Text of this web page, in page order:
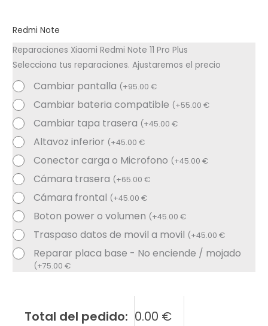
Redmi Note
Reparaciones Xiaomi Redmi Note 11 Pro Plus
Selecciona tus reparaciones. Ajustaremos el precio
Cambiar pantalla (+95.00€
Cambiar bateria compatible (+55.00€
Cambiar tapa trasera (+45.00€
Altavoz inferior (+45.00€
Conector carga o Microfono (+45.00€
Cámara trasera (+65.00€
Cámara frontal (+45.00€
Boton power o volumen (+45.00€
Traspaso datos de movil a movil (+45.00€
Reparar placa base - No enciende / mojado
(+75.00€
Total del pedido: 0.00 €